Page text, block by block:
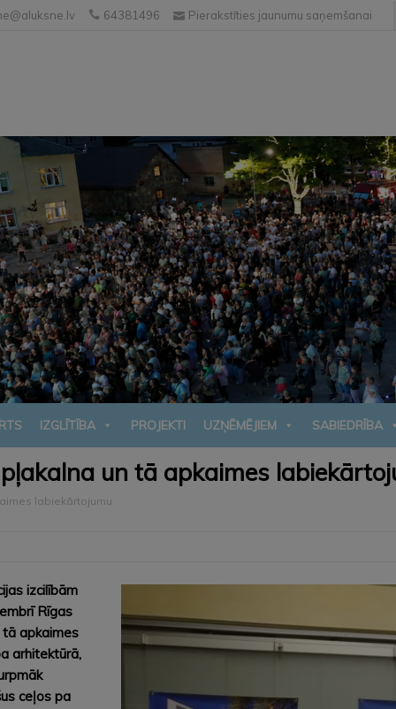
64381496 Pierakstīties jaunumu saņemšanai
IZGLĪTĪBA PROJEKTI UZŅĒMĒJIEM SABIEDRĪBA
un tā apkaimes
labiekārtojumu
izcilībām
Rīgas
apkaimes
arhitektūrā,
ceļos pa